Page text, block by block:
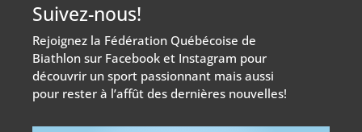
Suivez-nous!
Rejoignez la Fédération Québécoise de
Biathlon sur Facebook et Instagram pour
découvrir un sport passionnant mais aussi
pour rester à l’affût des dernières nouvelles!